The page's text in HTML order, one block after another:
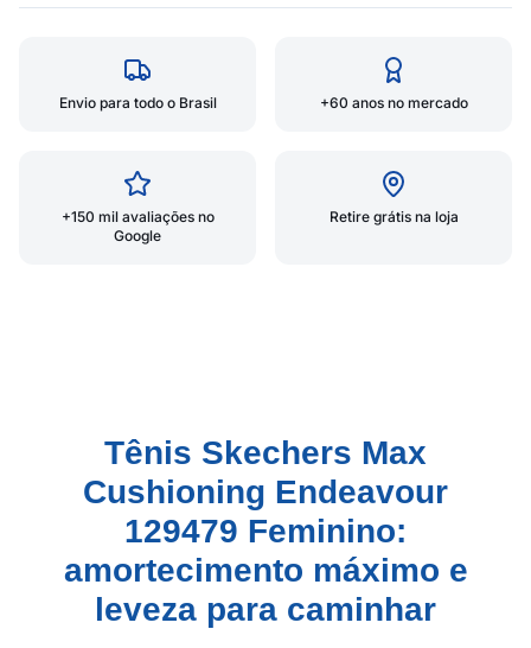
Envio para todo o Brasil +60 anos no mercado
+150 mil avaliações no
Google
Retire grátis na loja
Tênis Skechers Max
Cushioning Endeavour
129479 Feminino:
amortecimento máximo e
leveza para caminhar